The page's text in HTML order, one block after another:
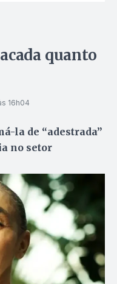
quanto
16h04
la de “adestrada”
no setor